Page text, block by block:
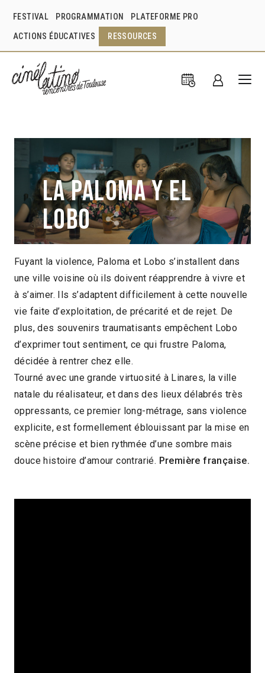
FESTIVAL PROGRAMMATION PLATEFORME PRO
ACTIONS ÉDUCATIVES RESSOURCES
La Paloma y el
Lobo
Carlos Lenin Mexique 2019
1h46
2021 > Compétition Long-métrage de fiction
2020
Fuyant la violence, Paloma et Lobo s’installent dans
une ville voisine où ils doivent réapprendre à vivre et
à s’aimer. Ils s’adaptent difficilement à cette nouvelle
vie faite d’exploitation, de précarité et de rejet. De
plus, des souvenirs traumatisants empêchent Lobo
d’exprimer tout sentiment, ce qui frustre Paloma,
décidée à rentrer chez elle.
Tourné avec une grande virtuosité à Linares, la ville
natale du réalisateur, et dans des lieux délabrés très
oppressants, ce premier long-métrage, sans violence
explicite, est formellement éblouissant par la mise en
scène précise et bien rythmée d’une sombre mais
douce histoire d’amour contrarié. Première française.